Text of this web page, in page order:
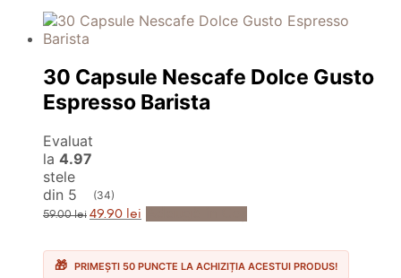
30 Capsule Nescafe Dolce Gusto
Espresso Barista
Evaluat
la 4.97
stele
din 5
(34)
59.00lei Prețul
inițial
fost:
59.00 lei.
49.90 lei Prețul
curent
49.90 lei.
PRIMEȘTI 50 PUNCTE LA ACHIZIȚIA ACESTUI PRODUS!